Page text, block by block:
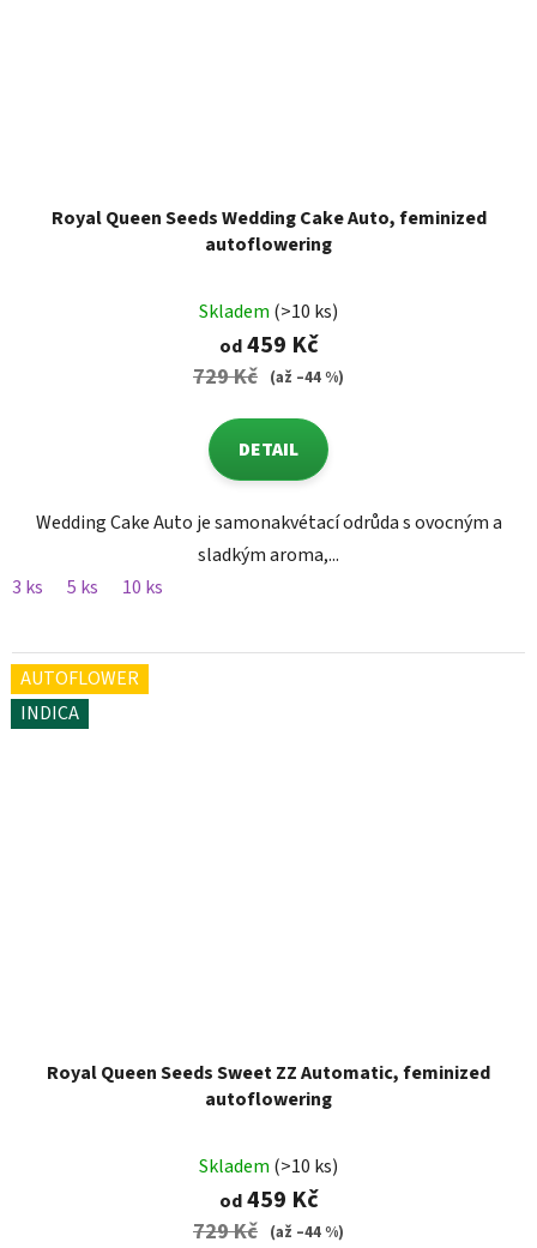
Royal Queen Seeds Wedding Cake Auto, feminized
autoflowering
Skladem (>10 ks)
od459 Kč
729 Kč (až –44 %)
DETAIL
Wedding Cake Auto je samonakvétací odrůda s ovocným a
sladkým aroma,...
3 ks
5 ks 10 ks
AUTOFLOWER
INDICA
Royal Queen Seeds Sweet ZZ Automatic, feminized
autoflowering
Skladem (>10 ks)
od459 Kč
729 Kč (až –44 %)